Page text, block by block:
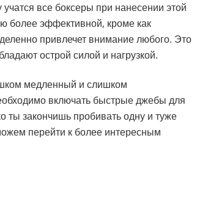
все боксеры при нанесении этой
более эффективной, кроме как
привлечет внимание любого. Это
острой силой и нагрузкой.
медленный и слишком
включать быстрые джебы для
ты закончишь пробивать одну и туже
перейти к более интересным